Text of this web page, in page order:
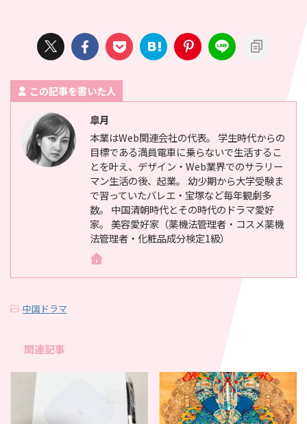
この記事を書いた人
皐月
本業はWeb関連会社の代表。 学生時代からの
目標である満員電車に乗らないで生活するこ
とを叶え、デザイン・Web業界でのサラリー
マン生活の後、起業。 幼少期から大学受験ま
で習っていたバレエ・宝塚など毎年観劇多
数。 中国清朝時代とその時代のドラマ愛好
家。 美容愛好家（薬機法管理者・コスメ薬機
法管理者・化粧品成分検定1級）
-中国ドラマ
関連記事